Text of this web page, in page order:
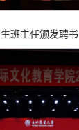
班主任颁发聘书